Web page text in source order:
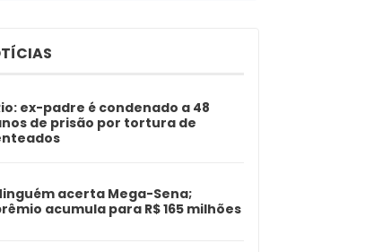
ex-padre é condenado a 48
de prisão por tortura de
acerta Mega-Sena;
acumula para R$ 165 milhões